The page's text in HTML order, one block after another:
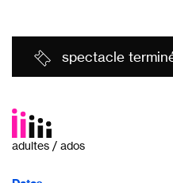
spectacle
adultes / ados